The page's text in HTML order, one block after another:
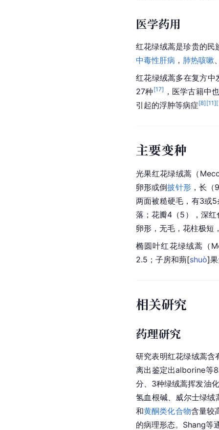
医学药用
红花绿绒蒿是珍贵的民
中毒性肝病 ， 肺热咳嗽
红花绿绒蒿多在复方中
27种 [17] ，医学古籍中
引起的浮肿等病症[8] [11][
主要变种
光果红花绿绒蒿（
卵形或倒披针形，长（
两面被糙硬毛，有3或
落；花瓣4（5）， 深红
卵形，无毛，花柱极短
椭圆叶红花绿绒蒿（
2.5；子房和蒴[shuò]
相关研究
药理研究
研究表明红花绿绒蒿含
离出鉴定出alborine等
分、3种绿绒蒿挥发油
氢血根碱、威尔士绿绒
和黄酮类化合物含量较
的病理形态。Shang等